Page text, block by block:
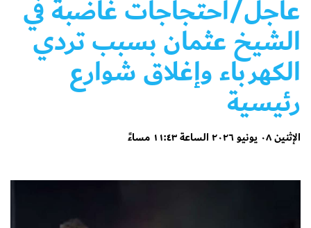
عاجل/احتجاجات غاضبة في
الشيخ عثمان بسبب تردي
الكهرباء وإغلاق شوارع
رئيسية
الإثنين ٠٨ يونيو ٢٠٢٦ الساعة ١١:٤٣ مساءً